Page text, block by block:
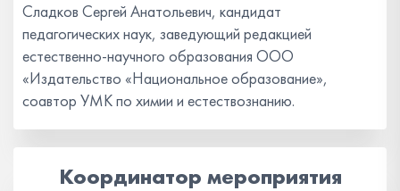
Сладков Сергей Анатольевич, кандидат
педагогических наук, заведующий редакцией
естественно-научного образования OOO
«Издательство «Национальное образование»,
соавтор УМК по химии и естествознанию.
Координатор мероприятия